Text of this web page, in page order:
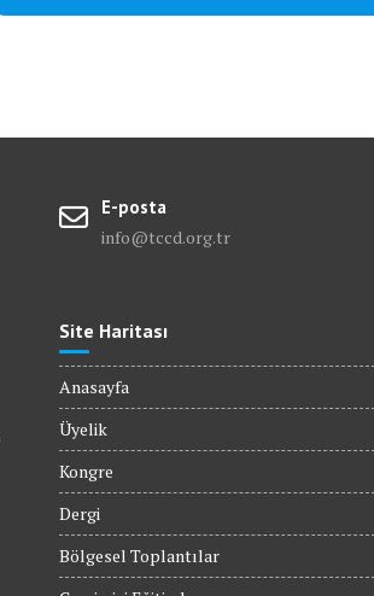
E-posta
info@tccd.org.tr
Site Haritası
Anasayfa
Üyelik
Kongre
Dergi
Bölgesel Toplantılar